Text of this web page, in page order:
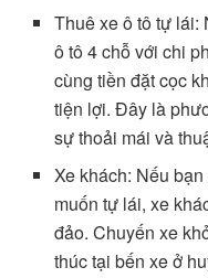
Thuê xe ô tô tự lái:
ô tô 4 chỗ với chi
cùng tiền đặt cọc
tiện lợi. Đây là
sự thoải mái và
Xe khách: Nếu
muốn tự lái, xe
đảo. Chuyến xe
thúc tại bến xe ở